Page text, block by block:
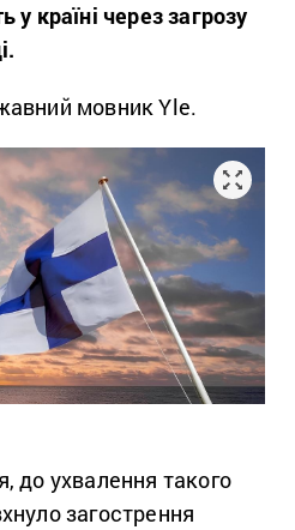
у країні через загрозу
мовник Yle.
до ухвалення такого
загострення